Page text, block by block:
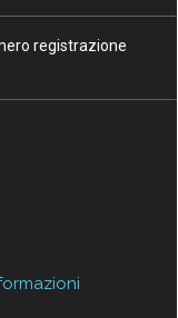
registrazione